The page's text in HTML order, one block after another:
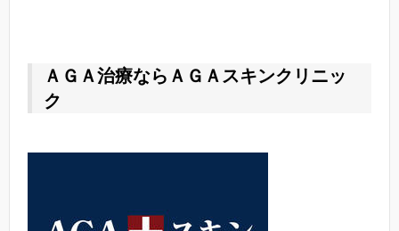
ＡＧＡ治療ならＡＧＡスキンクリニッ
ク